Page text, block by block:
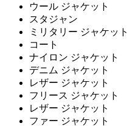
ウール ジャケット
スタジャン
ミリタリー ジャケット
コート
ナイロン ジャケット
デニム ジャケット
レザー ジャケット
フリース ジャケット
レザー ジャケット
ファー ジャケット